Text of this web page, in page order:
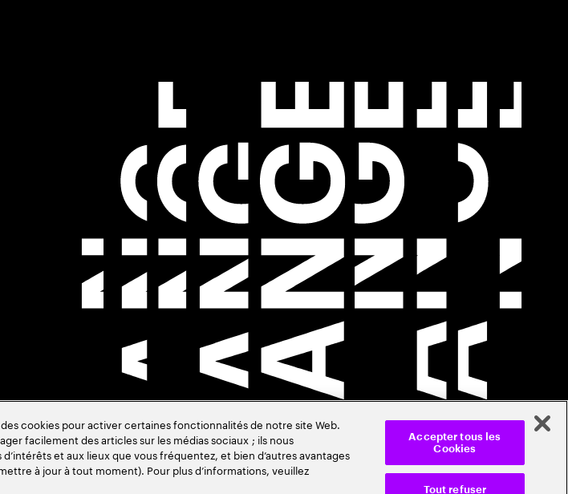
cookies pour activer certaines fonctionnalités de notre site Web.
facilement des articles sur les médias sociaux ; ils nous
et aux lieux que vous fréquentez, et bien d’autres avantages
à jour à tout moment). Pour plus d’informations, veuillez
Tout refuser
Accepter tous les
Cookies